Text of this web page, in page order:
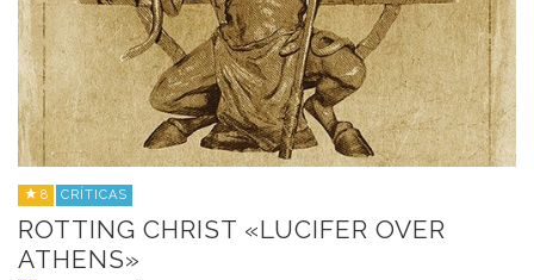
8 CRÍTICAS
ROTTING CHRIST «LUCIFER OVER
ATHENS»